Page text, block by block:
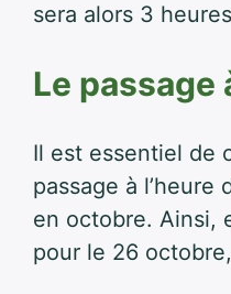
sera alors 3
Le passage
Il est essentiel de
passage à l’heure
en octobre. Ainsi,
pour le 26